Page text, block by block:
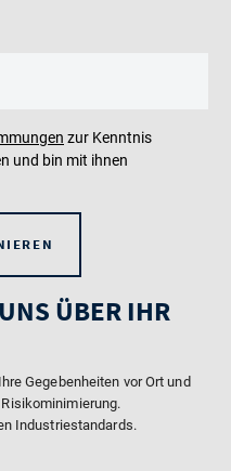
zur Kenntnis
und bin mit ihnen
ÜBER IHR
Gegebenheiten vor Ort und
Industriestandards.